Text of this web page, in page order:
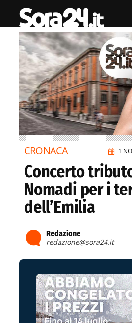
1
CRONACA
Concerto
Nomadi per i
dell’Emilia
Redazione
redazione@sora24.it